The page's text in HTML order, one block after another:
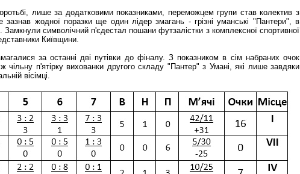
лише за додатковими показниками, переможцем групи став колектив з
жодної поразки ще один лідер змагань - грізні уманські "Пантери", в
Замкнули символічний п'єдестал пошани футзалістки з комплексної спортивної
Київщини.
за останні дві путівки до фіналу. З показником в сім набраних очок
п'ятірку вихованки другого складу "Пантер" з Умані, які лише завдяки
вісімці.